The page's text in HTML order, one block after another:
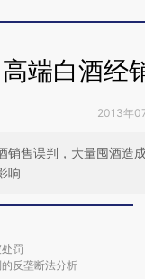
高端白酒经
2013年
销售误判，大量囤酒造
响
罚
反垄断法分析